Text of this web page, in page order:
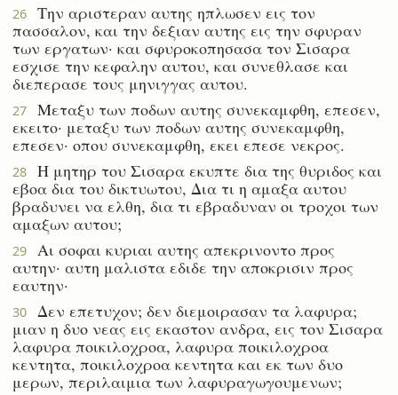
26
Την αριστεραν αυτης ηπλωσεν εις τον
πασσαλον, και την δεξιαν αυτης εις την σφυραν
των εργατων· και σφυροκοπησασα τον Σισαρα
εσχισε την κεφαλην αυτου, και συνεθλασε και
διεπερασε τους μηνιγγας αυτου.
27
Μεταξυ των ποδων αυτης συνεκαμφθη, επεσεν,
εκειτο· μεταξυ των ποδων αυτης συνεκαμφθη,
επεσεν· οπου συνεκαμφθη, εκει επεσε νεκρος.
28
Η μητηρ του Σισαρα εκυπτε δια της θυριδος και
εβοα δια του δικτυωτου, Δια τι η αμαξα αυτου
βραδυνει να ελθη, δια τι εβραδυναν οι τροχοι των
αμαξων αυτου;
29
Αι σοφαι κυριαι αυτης απεκρινοντο προς
αυτην· αυτη μαλιστα εδιδε την αποκρισιν προς
εαυτην·
30
Δεν επετυχον; δεν διεμοιρασαν τα λαφυρα;
μιαν η δυο νεας εις εκαστον ανδρα, εις τον Σισαρα
λαφυρα ποικιλοχροα, λαφυρα ποικιλοχροα
κεντητα, ποικιλοχροα κεντητα και εκ των δυο
μερων, περιλαιμια των λαφυραγωγουμενων;